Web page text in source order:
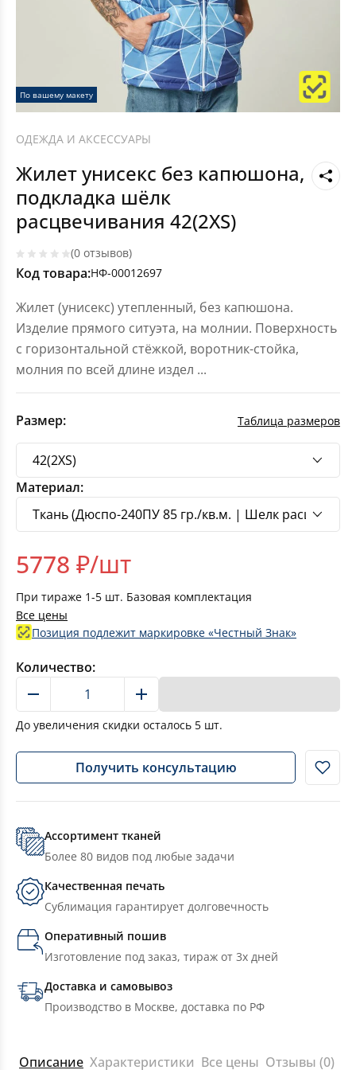
По вашему макету
ОДЕЖДА И АКСЕССУАРЫ
Жилет унисекс без капюшона,
подкладка шёлк
расцвечивания 42(2XS)
(0 отзывов)
Код товара:НФ-00012697
Жилет (унисекс) утепленный, без капюшона.
Изделие прямого ситуэта, на молнии. Поверхность
с горизонтальной стёжкой, воротник-стойка,
молния по всей длине издел ...
Размер: Таблица размеров
Материал:
5778 ₽/шт
При тираже 1-5 шт. Базовая комплектация
Все цены
Позиция подлежит маркировке «Честный Знак»
Количество:
До увеличения скидки осталось 5 шт.
Получить консультацию
Ассортимент тканей
Более 80 видов под любые задачи
Качественная печать
Сублимация гарантирует долговечность
Оперативный пошив
Изготовление под заказ, тираж от 3х дней
Доставка и самовывоз
Производство в Москве, доставка по РФ
Описание Характеристики Все цены Отзывы (0)